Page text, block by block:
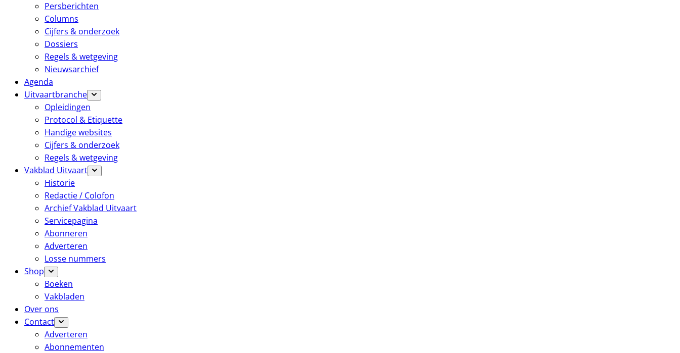
Persberichten
Columns
Cijfers & onderzoek
Dossiers
Regels & wetgeving
Nieuwsarchief
Agenda
Uitvaartbranche
Opleidingen
Protocol & Etiquette
Handige websites
Cijfers & onderzoek
Regels & wetgeving
Vakblad Uitvaart
Historie
Redactie / Colofon
Archief Vakblad Uitvaart
Servicepagina
Abonneren
Adverteren
Losse nummers
Shop
Boeken
Vakbladen
Over ons
Contact
Adverteren
Abonnementen